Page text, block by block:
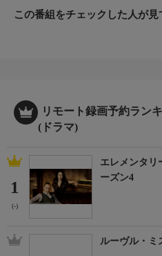
この番組をチェックした人が見
リモート録画予約ラン
(ドラマ)
1
(-)
エレメンタ
ーズン4
ルーヴル・ミ